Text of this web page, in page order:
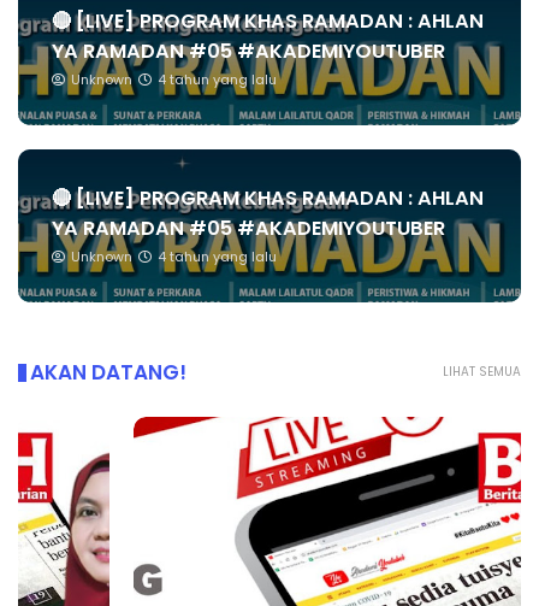
🔴 [LIVE] PROGRAM KHAS RAMADAN : AHLAN
YA RAMADAN #05 #AKADEMIYOUTUBER
Unknown 4 tahun yang lalu
🔴 [LIVE] PROGRAM KHAS RAMADAN : AHLAN
YA RAMADAN #05 #AKADEMIYOUTUBER
Unknown 4 tahun yang lalu
LIHAT SEMUA
AKAN DATANG!